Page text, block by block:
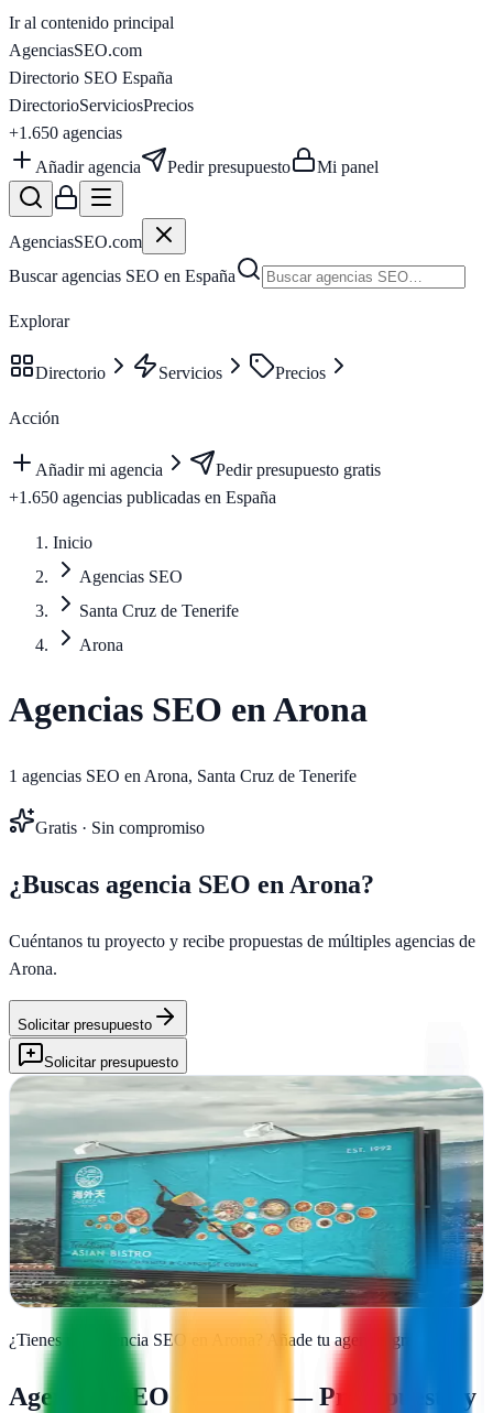
Ir al contenido principal
AgenciasSEO.com
Directorio SEO España
DirectorioServiciosPrecios
+1.650 agencias
Añadir agencia
Pedir presupuesto Mi panel
AgenciasSEO.com
Buscar agencias SEO en España
Explorar
Directorio Servicios Precios
Acción
Añadir mi agencia
Pedir presupuesto gratis
+1.650 agencias publicadas en España
Inicio
Agencias SEO
Santa Cruz de Tenerife
Arona
Agencias SEO enArona
1 agencias SEO en Arona, Santa Cruz de Tenerife
Gratis · Sin compromiso
¿Buscas agencia SEO en Arona?
Cuéntanos tu proyecto y recibe propuestas de múltiples agencias de
Arona.
Solicitar presupuesto
Solicitar presupuesto
Why | Creative Agency ®
Arona, Santa Cruz de Tenerife
Why lleva tus ideas al siguiente nivel desde Arona con estrategia de
marketing y contenido que resuena con tu audiencia
Ver fichacompleta
¿Tienes una agencia SEO en Añade tu agencia gratis
Agencias SEO en
— Presupuesto y